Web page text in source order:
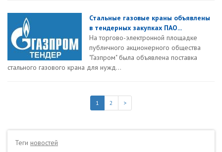
Стальные газовые краны объявлены
в тендерных закупках ПАО...
На торгово-электронной площадке
публичного акционерного общества
"Газпром" была объявлена поставка
стального газового крана для нужд...
1 2 >
Теги новостей